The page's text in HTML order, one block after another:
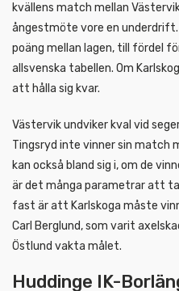
kvällens match mellan
ångestmöte vore en
poäng mellan lagen, till fördel
allsvenska tabellen. Om
att hålla sig kvar.
Västervik undviker kval vid
Tingsryd inte vinner sin match
kan också bland sig i, om de
är det många parametrar att
fast är att Karlskoga måste
Carl Berglund, som varit
Östlund vakta målet.
Huddinge IK-